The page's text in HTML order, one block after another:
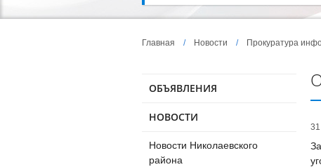
Главная / Новости / Прокуратура
ОБЪЯВЛЕНИЯ
НОВОСТИ
Новости Николаевского
района